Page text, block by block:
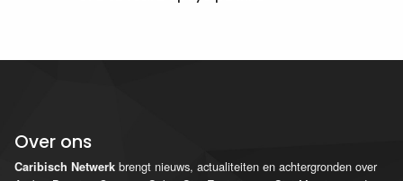
Over ons
Caribisch Netwerk brengt nieuws, actualiteiten en achtergronden over